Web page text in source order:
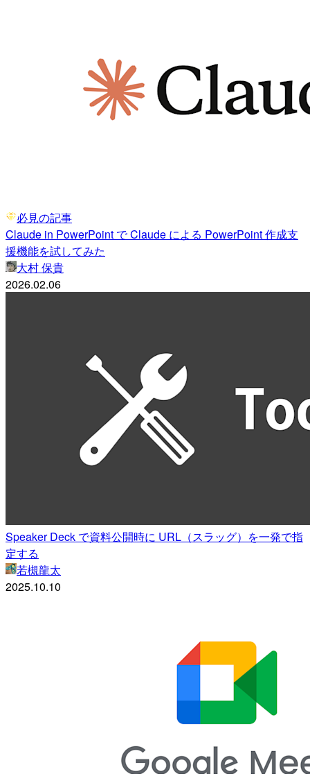
必見の記事
Claude in PowerPoint で Claude による PowerPoint 作成支
援機能を試してみた
大村 保貴
2026.02.06
Speaker Deck で資料公開時に URL（スラッグ）を一発で指
定する
若槻龍太
2025.10.10